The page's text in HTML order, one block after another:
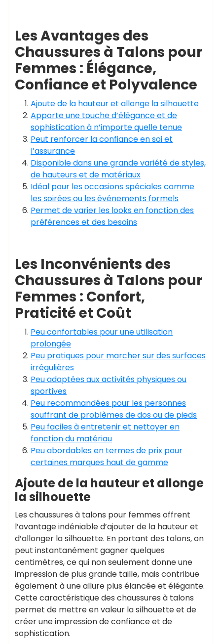
Les Avantages des
Chaussures à Talons pour
Femmes : Élégance,
Confiance et Polyvalence
Ajoute de la hauteur et allonge la silhouette
Apporte une touche d’élégance et de
sophistication à n’importe quelle tenue
Peut renforcer la confiance en soi et
l’assurance
Disponible dans une grande variété de styles,
de hauteurs et de matériaux
Idéal pour les occasions spéciales comme
les soirées ou les événements formels
Permet de varier les looks en fonction des
préférences et des besoins
Les Inconvénients des
Chaussures à Talons pour
Femmes : Confort,
Praticité et Coût
Peu confortables pour une utilisation
prolongée
Peu pratiques pour marcher sur des surfaces
irrégulières
Peu adaptées aux activités physiques ou
sportives
Peu recommandées pour les personnes
souffrant de problèmes de dos ou de pieds
Peu faciles à entretenir et nettoyer en
fonction du matériau
Peu abordables en termes de prix pour
certaines marques haut de gamme
Ajoute de la hauteur et allonge
la silhouette
Les chaussures à talons pour femmes offrent
l’avantage indéniable d’ajouter de la hauteur et
d’allonger la silhouette. En portant des talons, on
peut instantanément gagner quelques
centimètres, ce qui non seulement donne une
impression de plus grande taille, mais contribue
également à une allure plus élancée et élégante.
Cette caractéristique des chaussures à talons
permet de mettre en valeur la silhouette et de
créer une impression de confiance et de
sophistication.